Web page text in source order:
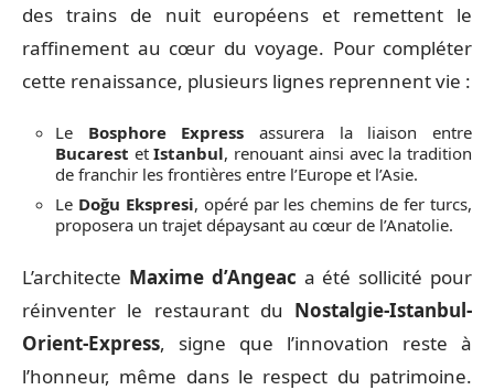
des trains de nuit européens et remettent le
raffinement au cœur du voyage. Pour compléter
cette renaissance, plusieurs lignes reprennent vie :
Le Bosphore Express assurera la liaison entre
Bucarest etIstanbul, renouant ainsi avec la tradition
de franchir les frontières entre l’Europe et l’Asie.
Le Doğu Ekspresi, opéré par les chemins de fer turcs,
proposera un trajet dépaysant au cœur de l’Anatolie.
L’architecte Maxime d’Angeac a été sollicité pour
réinventer le restaurant du Nostalgie-Istanbul-
Orient-Express, signe que l’innovation reste à
l’honneur, même dans le respect du patrimoine.